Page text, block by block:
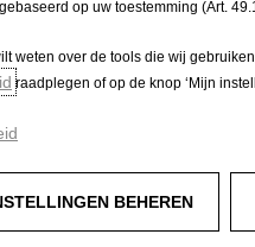
op uw toestemming (Art.
weten over de tools die wij
raadplegen of op de knop ‘Mijn
BEHEREN